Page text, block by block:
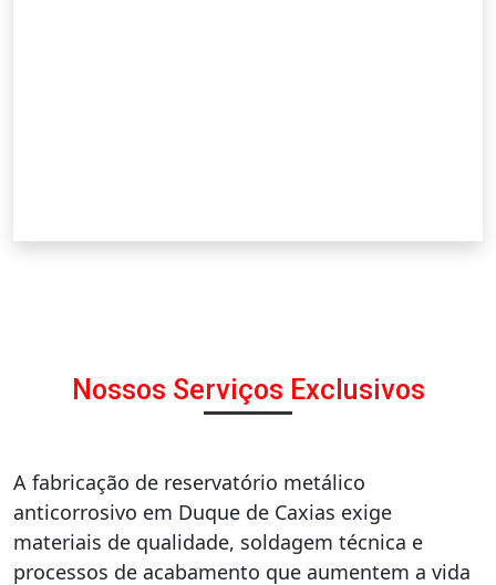
Nossos Serviços Exclusivos
A fabricação de reservatório metálico
anticorrosivo em Duque de Caxias exige
materiais de qualidade, soldagem técnica e
processos de acabamento que aumentem a vida